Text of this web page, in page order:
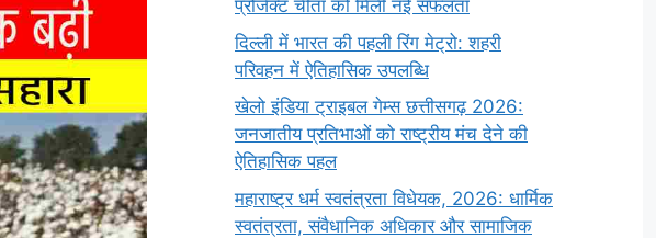
प्रोजेक्ट चीता को मिली नई सफलता
दिल्ली में भारत की पहली रिंग मेट्रो: शहरी
परिवहन में ऐतिहासिक उपलब्धि
खेलो इंडिया ट्राइबल गेम्स छत्तीसगढ़ 2026:
जनजातीय प्रतिभाओं को राष्ट्रीय मंच देने की
ऐतिहासिक पहल
महाराष्ट्र धर्म स्वतंत्रता विधेयक, 2026: धार्मिक
स्वतंत्रता, संवैधानिक अधिकार और सामाजिक